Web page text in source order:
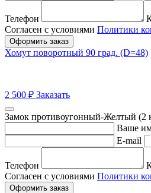
Телефон
Согласен с условиями Политики
Оформить заказ
Хомут поворотный 90 град. (D=48)
2 500 ₽ Заказать
Замок противоугонный-Желтый (2
Ваше
E-mail
Телефон
Согласен с условиями Политики
Оформить заказ